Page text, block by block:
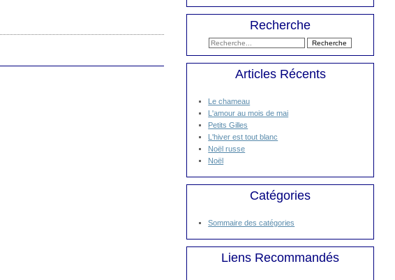
Recherche
Articles Récents
Le chameau
L'amour au mois de mai
Petits Gilles
L'hiver est tout blanc
Noël russe
Noël
Catégories
Sommaire des catégories
Liens Recommandés